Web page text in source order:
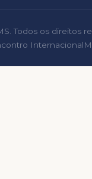
Todos os direitos
Internacional